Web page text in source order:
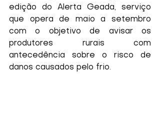
edição do Alerta Geada, serviço
que opera de maio a setembro
com o objetivo de avisar os
produtores rurais com
antecedência sobre o risco de
danos causados pelo frio.